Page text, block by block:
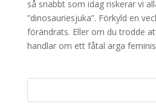
så snabbt som idag riskerar vi
”dinosauriesjuka”. Förkyld en
förändrats. Eller om du trodde
handlar om ett fåtal arga